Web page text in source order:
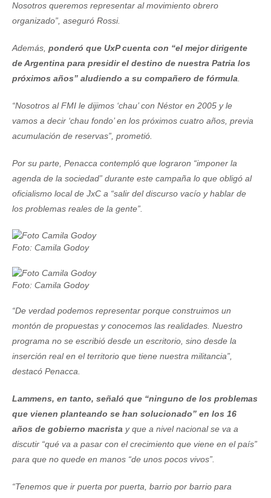
Nosotros queremos representar al movimiento obrero
organizado”, aseguró Rossi.
Además, ponderó que UxP cuenta con “el mejor dirigente
de Argentina para presidir el destino de nuestra Patria los
próximos años” aludiendo a su compañero de fórmula
“Nosotros al FMI le dijimos ‘chau’ con Néstor en 2005 y le
vamos a decir ‘chau fondo’ en los próximos cuatro años, previa
acumulación de reservas”, prometió.
Por su parte, Penacca contempló que lograron “imponer la
agenda de la sociedad” durante este campaña lo que obligó al
oficialismo local de JxC a “salir del discurso vacío y hablar de
los problemas reales de la gente”.
Foto: Camila Godoy
Foto: Camila Godoy
“De verdad podemos representar porque construimos un
montón de propuestas y conocemos las realidades. Nuestro
programa no se escribió desde un escritorio, sino desde la
inserción real en el territorio que tiene nuestra militancia”,
destacó Penacca.
Lammens, en tanto, señaló que “ninguno de los problemas
que vienen planteando se han solucionado” en los 16
años de gobierno macrista y que a nivel nacional se va a
discutir “qué va a pasar con el crecimiento que viene en el país”
para que no quede en manos “de unos pocos vivos”.
“Tenemos que ir puerta por puerta, barrio por barrio para